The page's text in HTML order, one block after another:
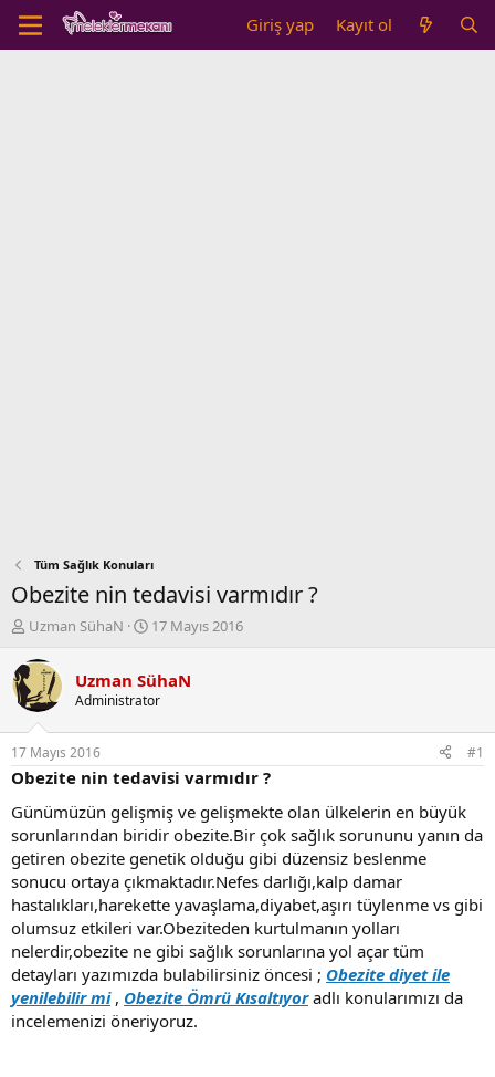
Giriş yap Kayıt ol
Tüm Sağlık Konuları
Obezite nin tedavisi varmıdır ?
K
n
b
u
y
u
b
a
ş
l
a
t
a
n
Uzman SühaN
B
l
a
ı
ç
a
r
i
h
i
17 Mayıs 2016
Uzman SühaN
Administrator
17 Mayıs 2016 #1
Obezite nin tedavisi varmıdır ?
Günümüzün gelişmiş ve gelişmekte olan ülkelerin en büyük
sorunlarından biridir obezite.Bir çok sağlık sorununu yanın da
getiren obezite genetik olduğu gibi düzensiz beslenme
sonucu ortaya çıkmaktadır.Nefes darlığı,kalp damar
hastalıkları,harekette yavaşlama,diyabet,aşırı tüylenme vs gibi
olumsuz etkileri var.Obeziteden kurtulmanın yolları
nelerdir,obezite ne gibi sağlık sorunlarına yol açar tüm
detayları yazımızda bulabilirsiniz öncesi ; Obezite diyet ile
yenilebilir mi, Obezite Ömrü Kısaltıyoradlı konularımızı da
incelemenizi öneriyoruz.